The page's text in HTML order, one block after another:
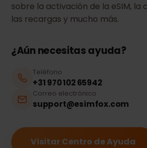
sobre la activación de la eSIM, la
las recargas y mucho más.
¿Aún necesitas ayuda?
Teléfono
+31 970 102 65942
Correo electrónico
support@esimfox.com
Visitar Centro de Ayuda